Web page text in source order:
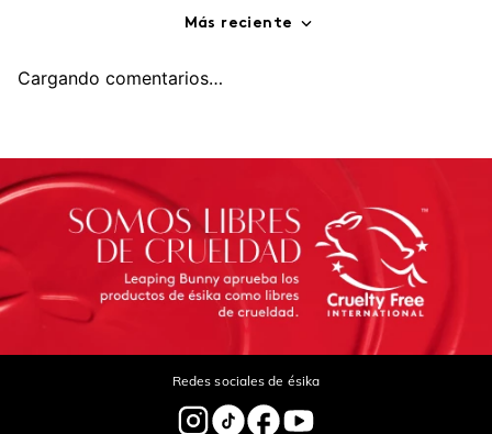
Más reciente
Cargando comentarios…
Redes sociales de ésika